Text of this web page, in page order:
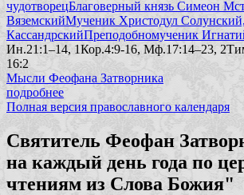
чудотворецБлаговерный князь Симеон
ВяземскийМученик Христодул Солунский,
КассандрскийПреподобномученик
Ин.21:1–14, 1Кор.4:9-16, Мф.17:14–23,
16:2
Мысли Феофана Затворника
подробнее
Полная версия православного календаря
Святитель Феофан
на каждый день года по
чтениям из Слова Божия"